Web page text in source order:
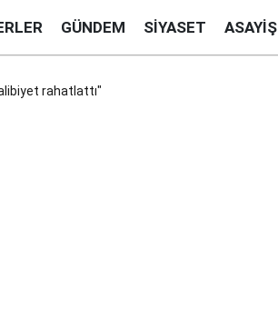
GÜNDEM SIYASET ASAYIŞ
rahatlattı"